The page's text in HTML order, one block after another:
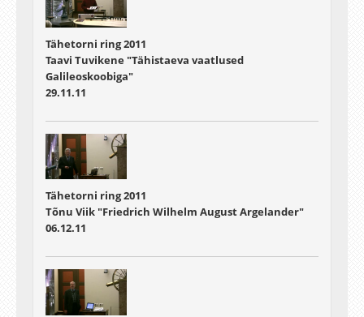
Tähetorni ring 2011
Taavi Tuvikene "Tähistaeva vaatlused
Galileoskoobiga"
29.11.11
Tähetorni ring 2011
Tõnu Viik "Friedrich Wilhelm August Argelander"
06.12.11